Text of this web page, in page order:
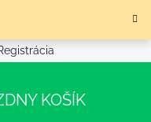
údajov
KOŠÍK